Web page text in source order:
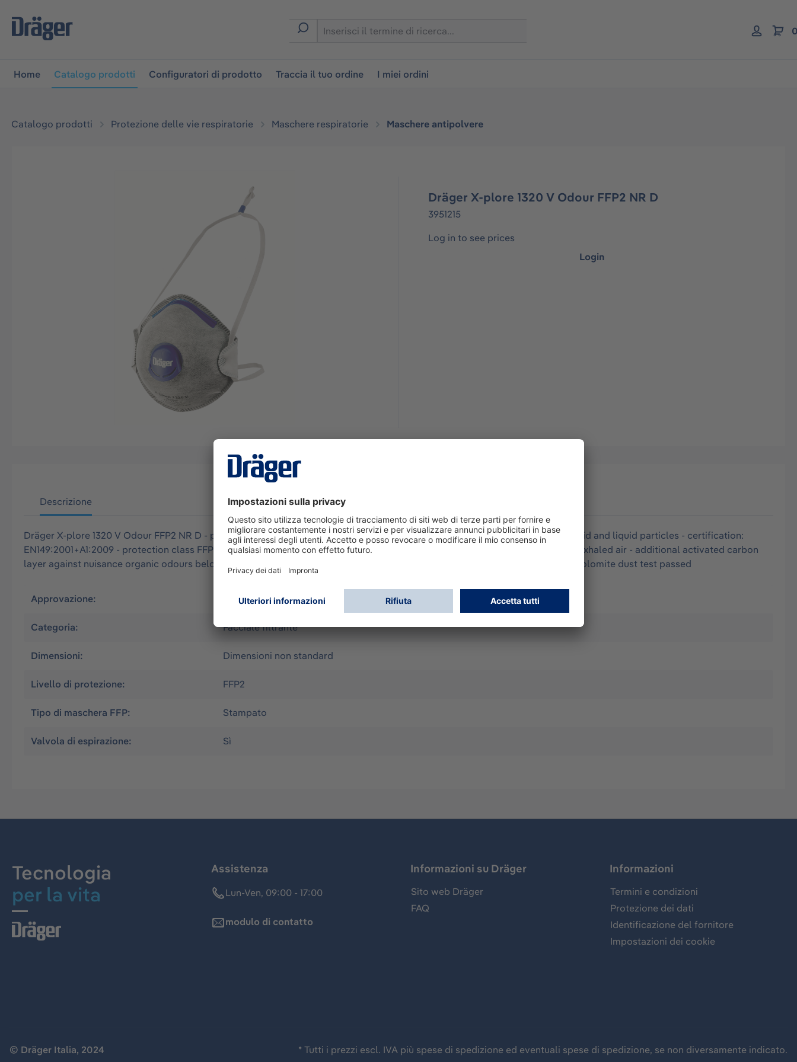
navigazione principale
Home Catalogo prodotti Configuratori di prodotto Traccia il tuo ordine I miei ordini
Catalogo prodotti Protezione delle vie respiratorie Maschere respiratorie Maschere antipolvere
Dräger X-plore 1320 V Odour FFP2 NR D
3951215
Log in to see prices
Login
Descrizione
Dräger X-plore 1320 V Odour FFP2 NR D - preformed particle filtering face piece for protection against fine dust as well as solid and liquid particles - certification:
EN149:2001+A1:2009 - protection class FFP2 (filter efficiency min 94%) - CoolMAX exhalation valve releases humid and warm exhaled air - additional activated carbon
layer against nuisance organic odours below the limit value - marking NR: use for max one work shift - marking D: additional dolomite dust test passed
Approvazione:
Categoria: Facciale filtrante
Dimensioni: Dimensioni non standard
Livello di protezione: FFP2
Tipo di maschera FFP: Stampato
Valvola di espirazione: Sì
Tecnologia
per la vita
Assistenza
Lun-Ven, 09:00 - 17:00
modulo di contatto
Informazioni su Dräger
Sito web Dräger
FAQ
Informazioni
Termini e condizioni
Protezione dei dati
Identificazione del fornitore
Impostazioni dei cookie
© Dräger Italia, 2024 * Tutti i prezzi escl. IVA più spese di spedizione ed eventuali spese di spedizione, se non diversamente indicato.